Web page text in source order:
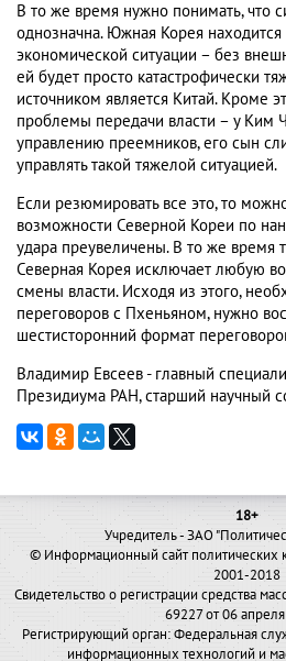
В то же время нужно понимать, что
однозначна. Южная Корея находится
экономической ситуации – без
ей будет просто катастрофически
источником является Китай. Кроме
проблемы передачи власти – у Ким
управлению преемников, его сын
управлять такой тяжелой ситуацией.
Если резюмировать все это, то
возможности Северной Кореи по
удара преувеличены. В то же время
Северная Корея исключает любую
смены власти. Исходя из этого,
переговоров с Пхеньяном, нужно
шестисторонний формат
Владимир Евсеев - главный
Президиума РАН, старший научный
18+
Учредитель - ЗАО
© Информационный сайт политических
2001-2018
Свидетельство о регистрации средства
69227 от 06 апреля
Регистрирующий орган: Федеральная
информационных технологий и